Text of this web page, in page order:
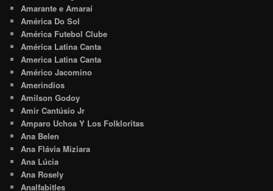
Amarante e Amaraí
América Do Sol
América Futebol Clube
América Latina Canta
America Latina Canta
Américo Jacomino
Amerindios
Amilson Godoy
Amir Cantúsio Jr
Amparo Uchoa Y Los Folkloritas
Ana Belen
Ana Flávia Miziara
Ana Lúcia
Ana Rosely
Analfabitles